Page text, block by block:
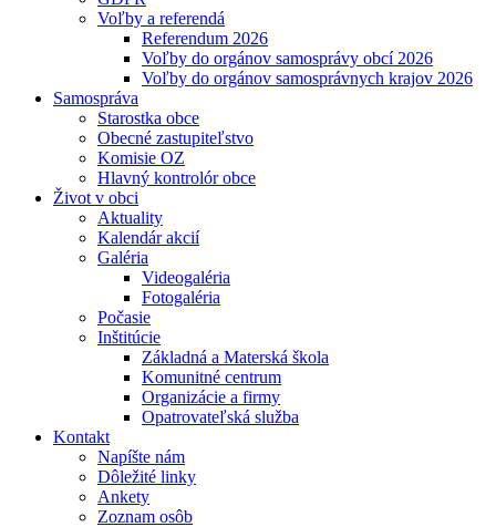
Voľby a referendá
Referendum 2026
Voľby do orgánov samosprávy obcí 2026
Voľby do orgánov samosprávnych krajov 2026
Samospráva
Starostka obce
Obecné zastupiteľstvo
Komisie OZ
Hlavný kontrolór obce
Život v obci
Aktuality
Kalendár akcií
Galéria
Videogaléria
Fotogaléria
Počasie
Inštitúcie
Základná a Materská škola
Komunitné centrum
Organizácie a firmy
Opatrovateľská služba
Kontakt
Napíšte nám
Dôležité linky
Ankety
Zoznam osôb